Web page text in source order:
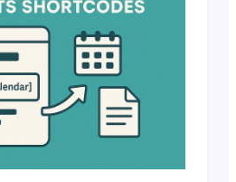
τις Απόκριες σχέδιο που
την επόμενη αποκριάτικη